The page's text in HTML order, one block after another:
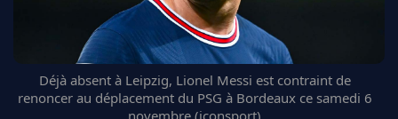
MANCHESTER UNITED
BAYERN
L'AVIS DE LA RÉDAC'
Déjà absent à Leipzig, Lionel Messi est contraint de
renoncer au déplacement du PSG à Bordeaux ce samedi 6
novembre (iconsport)